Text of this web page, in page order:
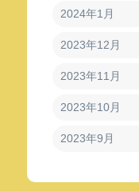
2024年1月
2023年12月
2023年11月
2023年10月
2023年9月